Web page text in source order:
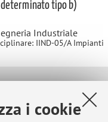
i cookie
tipo b)
Industriale
IIND-05/A Impianti